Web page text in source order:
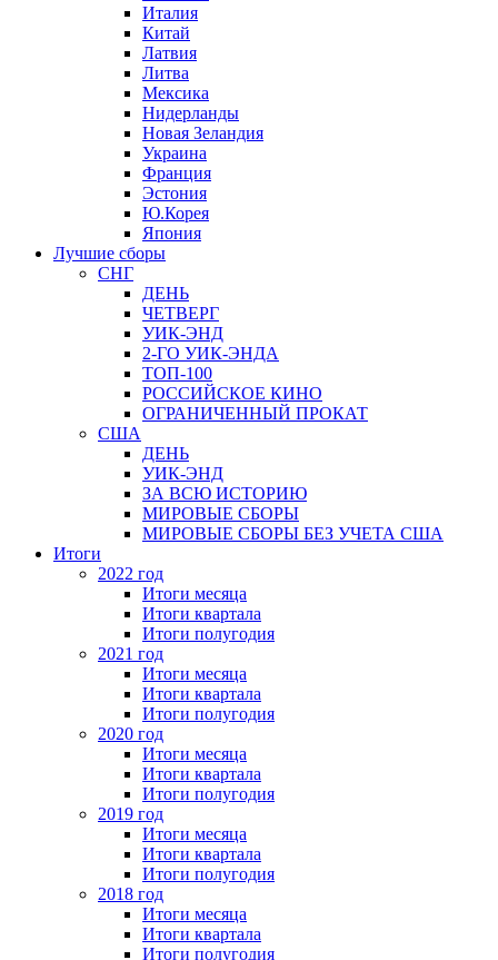
Италия
Китай
Латвия
Литва
Мексика
Нидерланды
Новая Зеландия
Украина
Франция
Эстония
Ю.Корея
Япония
Лучшие сборы
СНГ
ДЕНЬ
ЧЕТВЕРГ
УИК-ЭНД
2-ГО УИК-ЭНДА
ТОП-100
РОССИЙСКОЕ КИНО
ОГРАНИЧЕННЫЙ ПРОКАТ
США
ДЕНЬ
УИК-ЭНД
ЗА ВСЮ ИСТОРИЮ
МИРОВЫЕ СБОРЫ
МИРОВЫЕ СБОРЫ БЕЗ УЧЕТА США
Итоги
2022 год
Итоги месяца
Итоги квартала
Итоги полугодия
2021 год
Итоги месяца
Итоги квартала
Итоги полугодия
2020 год
Итоги месяца
Итоги квартала
Итоги полугодия
2019 год
Итоги месяца
Итоги квартала
Итоги полугодия
2018 год
Итоги месяца
Итоги квартала
Итоги полугодия